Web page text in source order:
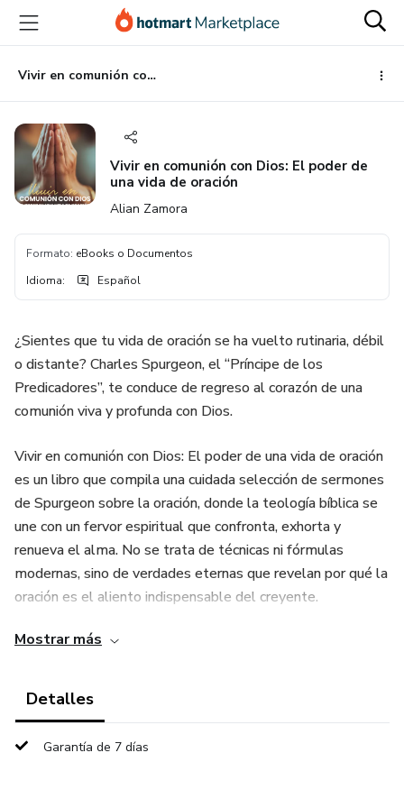
principal
página
de
página
Vivir en comunión con Dios: El poder de una vida de oración
Vivir en comunión con Dios: El poder de
una vida de oración
Alian Zamora
Formato: eBooks o Documentos
Idioma: Español
¿Sientes que tu vida de oración se ha vuelto rutinaria, débil
o distante? Charles Spurgeon, el “Príncipe de los
Predicadores”, te conduce de regreso al corazón de una
comunión viva y profunda con Dios.
Vivir en comunión con Dios: El poder de una vida de oración
es un libro que compila una cuidada selección de sermones
de Spurgeon sobre la oración, donde la teología bíblica se
une con un fervor espiritual que confronta, exhorta y
renueva el alma. No se trata de técnicas ni fórmulas
modernas, sino de verdades eternas que revelan por qué la
oración es el aliento indispensable del creyente.
En estas páginas descubrirás:
sólida y perseverante.
* Cómo cultivar una comunión real con Dios en medio de
Mostrar más
Detalles
Garantía de 7 días